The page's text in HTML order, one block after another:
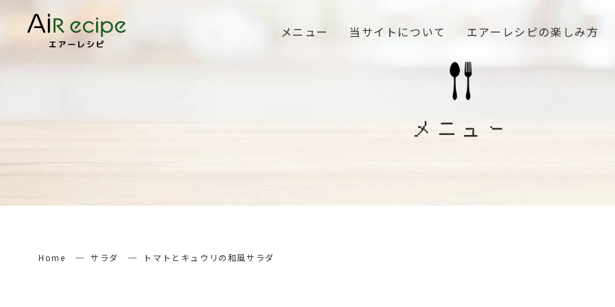
メニュー 当サイトについて エアーレシピの楽しみ方
メニュー
Home サラダ トマトとキュウリの和風サラダ